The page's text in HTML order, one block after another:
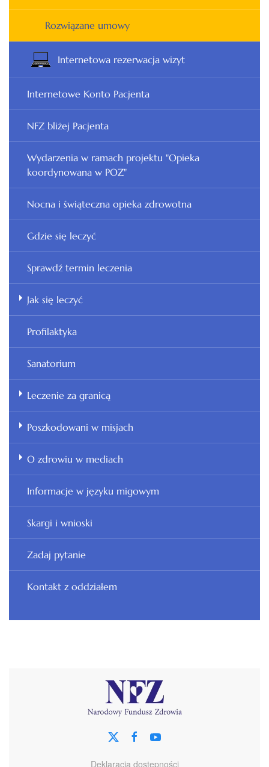
Rozwiązane umowy
Internetowa rezerwacja wizyt
Internetowe Konto Pacjenta
NFZ bliżej Pacjenta
Wydarzenia w ramach projektu "Opieka
koordynowana w POZ"
Nocna i świąteczna opieka zdrowotna
Gdzie się leczyć
Sprawdź termin leczenia
Jak się leczyć
Profilaktyka
Sanatorium
Leczenie za granicą
Poszkodowani w misjach
O zdrowiu w mediach
Informacje w języku migowym
Skargi i wnioski
Zadaj pytanie
Kontakt z oddziałem
Deklaracja dostępności